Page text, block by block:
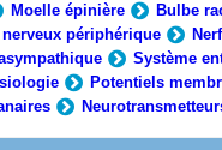
Moelle épinière Bulbe
périphérique
Système
Potentiels